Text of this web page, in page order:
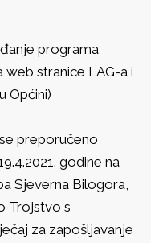
programa
stranice LAG-a i
Općini)
preporučeno
godine na
Sjeverna Bilogora,
Trojstvo s
za zapošljavanje